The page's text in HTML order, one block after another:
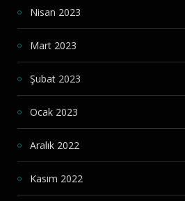
Nisan 2023
Mart 2023
Şubat 2023
Ocak 2023
Aralık 2022
Kasım 2022